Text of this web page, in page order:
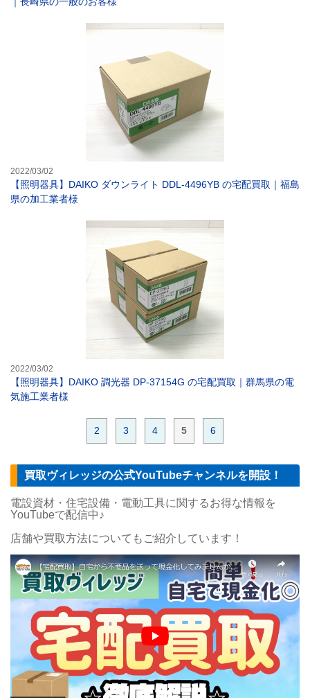
2022/03/02
【照明器具】DAIKO ダウンライト DDL-4496YB の宅配買取｜福島
県の加工業者様
2022/03/02
【照明器具】DAIKO 調光器 DP-37154G の宅配買取｜群馬県の電
気施工業者様
2 3 4 5 6
買取ヴィレッジの公式YouTubeチャンネルを開設！
電設資材・住宅設備・電動工具に関するお得な情報を
YouTubeで配信中♪
店舗や買取方法についてもご紹介しています！